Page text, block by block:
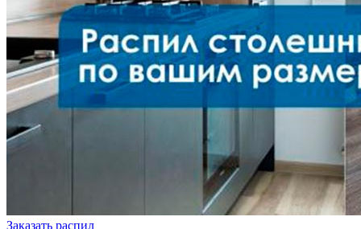
Заказать распил